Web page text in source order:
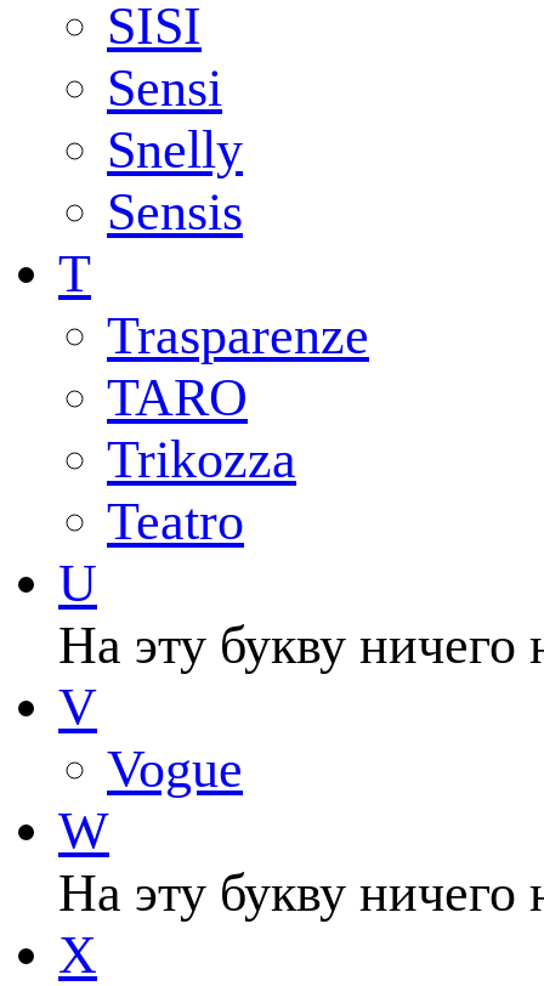
SISI
Sensi
Snelly
Sensis
T
Trasparenze
TARO
Trikozza
Teatro
U
На эту букву ничего
V
Vogue
W
На эту букву ничего
X